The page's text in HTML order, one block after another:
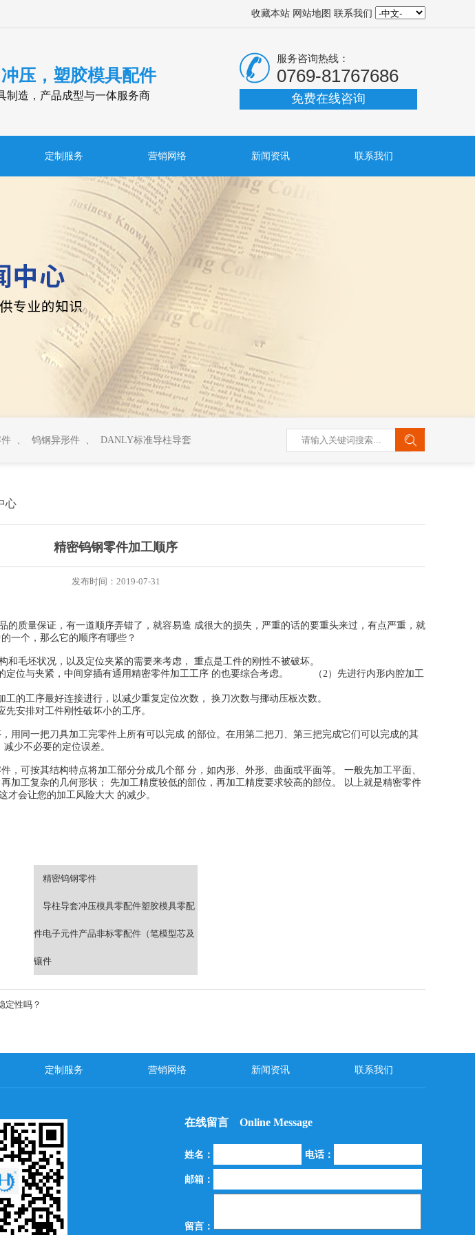
收藏本站 网站地图 联系我们
压，塑胶模具配件
制造，产品成型与一体服务商
服务咨询热线：
0769-81767686
免费在线咨询
定制服务 营销网络 新闻资讯 联系我们
、 钨钢异形件 、 DANLY标准导柱导套
心
精密钨钢零件加工顺序
发布时间：2019-07-31
的质量保证，有一道顺序弄错了，就容易造 成很大的损失，严重的话的要重头来过，有点严重，就
一个，那么它的顺序有哪些？
和毛坯状况，以及定位夹紧的需要来考虑， 重点是工件的刚性不被破坏。
位与夹紧，中间穿插有通用精密零件加工工序 的也要综合考虑。 （2）先进行内形内腔加工
工序最好连接进行，以减少重复定位次数， 换刀次数与挪动压板次数。
安排对工件刚性破坏小的工序。
用同一把刀具加工完零件上所有可以完成 的部位。在用第二把刀、第三把完成它们可以完成的其
少不必要的定位误差。
，可按其结构特点将加工部分分成几个部 分，如内形、外形、曲面或平面等。 一般先加工平面、
加工复杂的几何形状； 先加工精度较低的部位，再加工精度要求较高的部位。 以上就是精密零件
才会让您的加工风险大大 的减少。
精密钨钢零件
导柱导套冲压模具零配件塑胶模具零配
件电子元件产品非标零配件（笔模型芯及
镶件
定性吗？
定制服务 营销网络 新闻资讯 联系我们
在线留言 Online Message
姓名： 电话：
邮箱：
留言：